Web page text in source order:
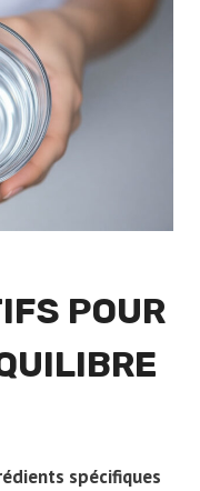
POUR
spécifiques